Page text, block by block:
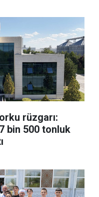
rüzgarı:
bin 500 tonluk